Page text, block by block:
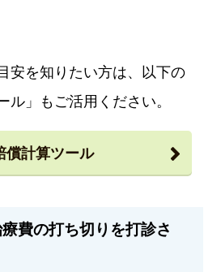
安を知りたい方は、以下の
ル」もご活用ください。
償計算ツール
費の打ち切りを打診さ